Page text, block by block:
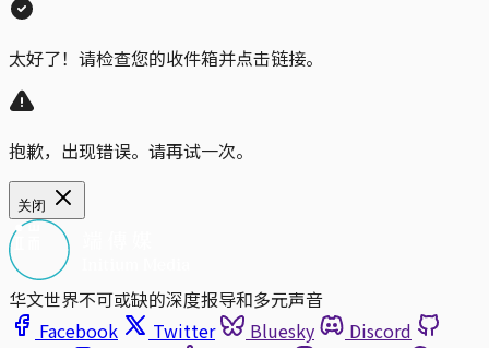
太好了！请检查您的收件箱并点击链接。
抱歉，出现错误。请再试一次。
关闭
华文世界不可或缺的深度报导和多元声音
Facebook
Twitter Bluesky
Discord